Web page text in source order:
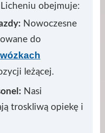
obejmuje:
Nowoczesne
do
wózkach
leżącej.
Nasi
troskliwą opiekę i